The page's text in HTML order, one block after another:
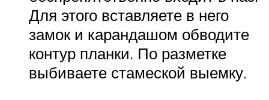
Для этого вставляете в него
замок и карандашом обводите
контур планки. По разметке
выбиваете стамеской выемку.